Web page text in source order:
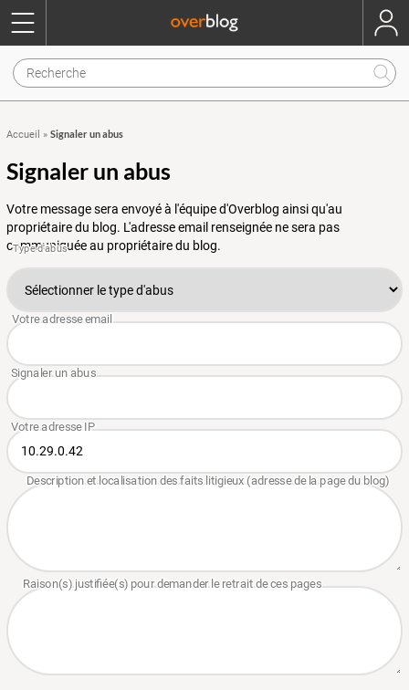
Accueil » Signaler un abus
Signaler un abus
Votre message sera envoyé à l'équipe d'Overblog ainsi qu'au
propriétaire du blog. L'adresse email renseignée ne sera pas
communiquée au propriétaire du blog.